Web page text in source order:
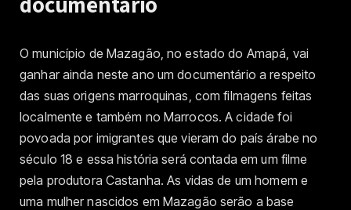
O município de Mazagão, no estado do Amapá, vai
ganhar ainda neste ano um documentário a respeito
das suas origens marroquinas, com filmagens feitas
localmente e também no Marrocos. A cidade foi
povoada por imigrantes que vieram do país árabe no
século 18 e essa história será contada em um filme
pela produtora Castanha. As vidas de um homem e
uma mulher nascidos em Mazagão serão a base